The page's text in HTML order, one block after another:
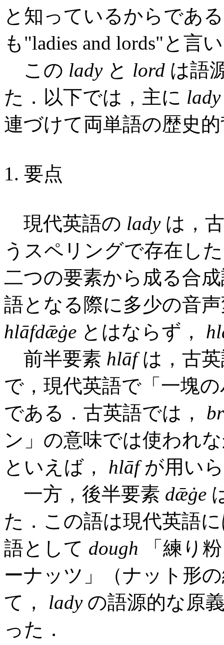
と知っているからであ
も"ladies and lords"と言
この ladyと lord は語
た．以下では，主に lady
連づけて両単語の歴史
1. 要点
現代英語の ladyは，
うスペリングで存在し
二つの要素から成る合
語となる際に多少の音
hlāfdǣġe とはならず，
前半要素 hlāfは，古英
で，現代英語で「一塊
である．古英語では，
ン」の意味では使われ
といえば， hlāfが用い
一方，後半要素 dǣġe
た．この語は現代英語
語として dough 「練り
ーナッツ」（ナット形
て， ladyの語源的な原
った．